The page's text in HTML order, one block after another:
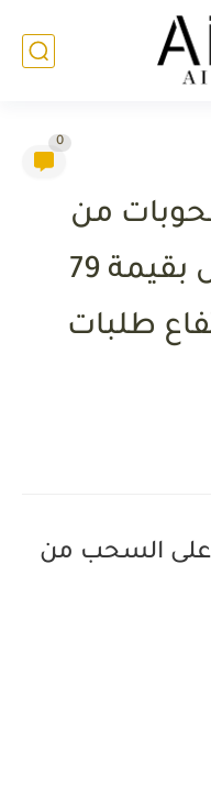
0
من
صندوق ائتمان خاص بقيمة 79
طلبات
على السحب من